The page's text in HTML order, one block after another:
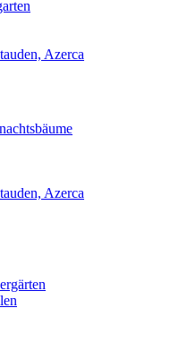
Azerca
Azerca